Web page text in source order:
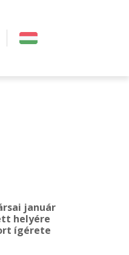
január
helyére
ígérete